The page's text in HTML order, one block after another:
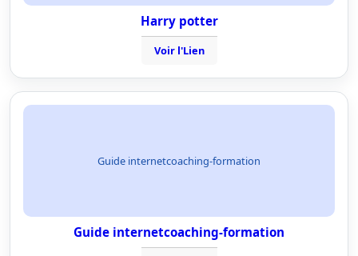
Harry potter
Voir l'Lien
Guide internetcoaching-formation
Guide internetcoaching-formation